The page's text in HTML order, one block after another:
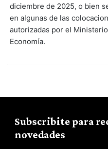
diciembre de 2025, o bien
en algunas de las
autorizadas por el
Economía.
Subscribite para
novedades